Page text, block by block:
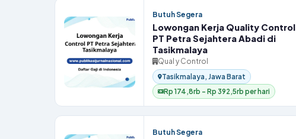
Butuh Segera
Lowongan Kerja Quality Control
PT Petra Sejahtera Abadi di
Tasikmalaya
Qual y Control
Tasikmalaya, Jawa Barat
Rp 174,8rb – Rp 392,5rb per hari
Butuh Segera